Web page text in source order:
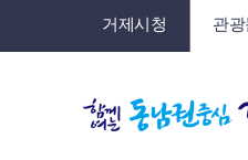
거제시청 관